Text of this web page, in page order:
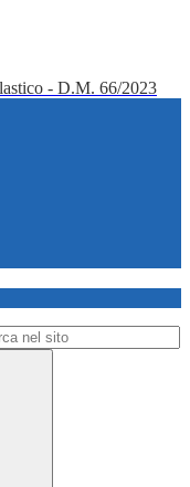
- D.M. 66/2023